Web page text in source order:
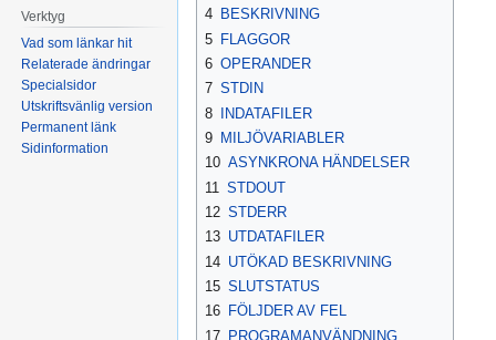
4 BESKRIVNING
5 FLAGGOR
6 OPERANDER
7 STDIN
8 INDATAFILER
9 MILJÖVARIABLER
10 ASYNKRONA HÄNDELSER
11 STDOUT
12 STDERR
13 UTDATAFILER
14 UTÖKAD BESKRIVNING
15 SLUTSTATUS
16 FÖLJDER AV FEL
17 PROGRAMANVÄNDNING
Verktyg
Vad som länkar hit
Relaterade ändringar
Specialsidor
Utskriftsvänlig version
Permanent länk
Sidinformation